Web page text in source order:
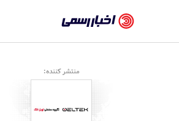
رسمی
-
اخبار
تایید
منتشر کننده: